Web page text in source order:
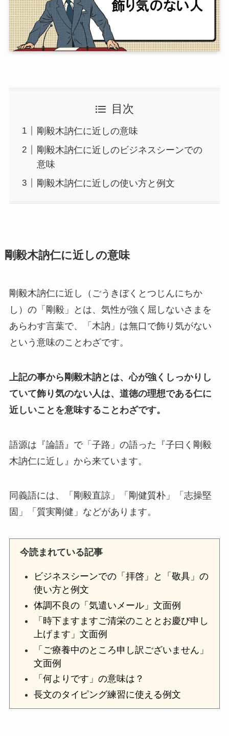
目次
剛毅木訥仁に近しの意味
剛毅木訥仁に近しのビジネスシーンでの
意味
剛毅木訥仁に近しの使い方と例文
剛毅木訥仁に近しの意味
剛毅木訥仁に近し（ごうきぼくとつじんにちか
し）の「剛毅」とは、気性が強く屈しないさまを
あらわす言葉で、「木訥」は無口で飾り気がない
という意味のことわざです。
上記の事から剛毅木訥とは、心が強くしっかりし
ていて飾り気のない人は、道徳の理想である仁に
近しいことを意味することわざです。
語源は『論語』で「子路」の語った『子曰く剛毅
木訥仁に近し』から来ています。
同義語には、「剛毅直諒」「剛健質朴」「志操堅
固」「質実剛健」などがあります。
今読まれている記事
ビジネスシーンでの「拝啓」と「敬具」の
使い方と例文
体調不良の「気遣いメール」文面例
「時下ますますご清栄のこととお慶び申し
上げます」文面例
「ご療養中のところ申し訳ございません」
文面例
「何よりです」の意味は？
長文のタイピング練習に使える例文